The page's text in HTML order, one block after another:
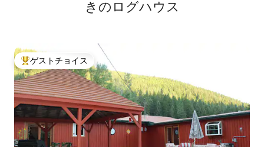
きのログハウス
大好評のゲストチョイスです。
ゲストチョイス